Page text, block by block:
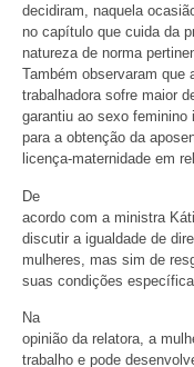
decidiram, naquela
no capítulo que cuida da
natureza de norma
Também observaram que
trabalhadora sofre maior
garantiu ao sexo feminino
para a obtenção da
licença-maternidade em
De
acordo com a ministra
discutir a igualdade de
mulheres, mas sim de
suas condições
Na
opinião da relatora, a
trabalho e pode